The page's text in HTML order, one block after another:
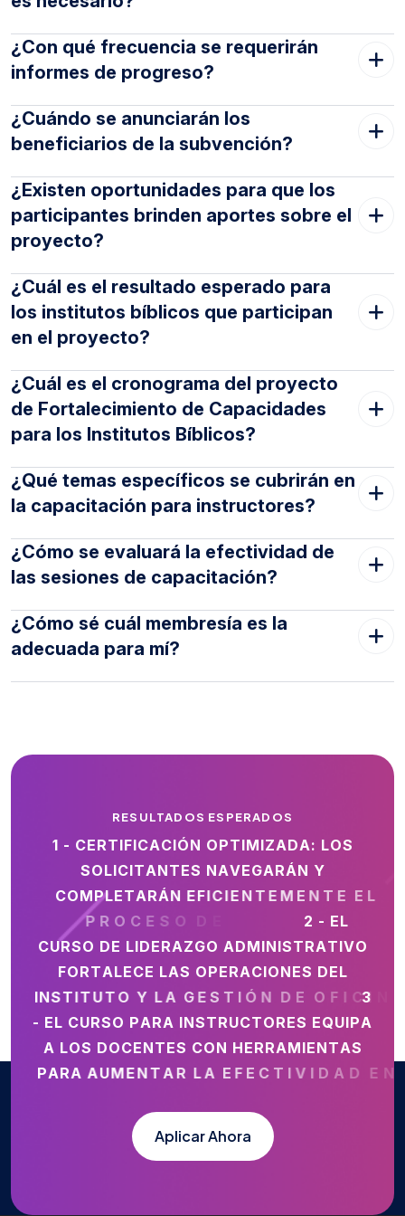
¿Con qué frecuencia se requerirán
informes de progreso?
¿Cuándo se anunciarán los
beneficiarios de la subvención?
¿Existen oportunidades para que los
participantes brinden aportes sobre el
proyecto?
¿Cuál es el resultado esperado para
los institutos bíblicos que participan
en el proyecto?
¿Cuál es el cronograma del proyecto
de Fortalecimiento de Capacidades
para los Institutos Bíblicos?
¿Qué temas específicos se cubrirán en
la capacitación para instructores?
¿Cómo se evaluará la efectividad de
las sesiones de capacitación?
¿Cómo sé cuál membresía es la
adecuada para mí?
RESULTADOS ESPERADOS
1 - CERTIFICACIÓN OPTIMIZADA: LOS
SOLICITANTES NAVEGARÁN Y
COMPLETARÁN EFICIENTEME N TE EL
ROCE SO D E CE R ÓN
2 - EL
CURSO DE LIDERAZGO ADMINISTRATIVO
FORTALECE LAS OPERACIONES DEL
INSTITUTO Y L A G ESTI ÓN D E OF IC IN A S.3
- EL CURSO PARA INSTRUCTORES EQUIPA
A LOS DOCENTES CON HERRAMIENTAS
PARA AUMENTAR L A E FECTIVI D A D E N E
Aplicar Ahora